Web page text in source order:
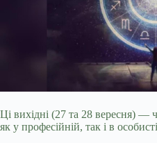
Ці вихідні (27 та 28 вересня) —
як у професійній, так і в